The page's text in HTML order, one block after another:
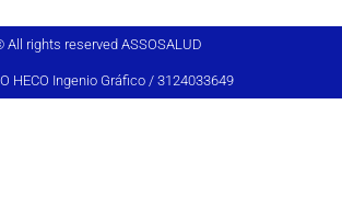
All rights reserved ASSOSALUD
HECO Ingenio Gráfico / 3124033649